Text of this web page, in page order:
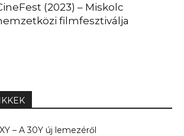
(2023) – Miskolc
filmfesztiválja
XY – A 30Y új lemezéről